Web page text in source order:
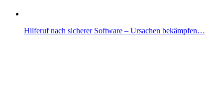
Hilferuf nach sicherer Software – Ursachen bekämpfen…